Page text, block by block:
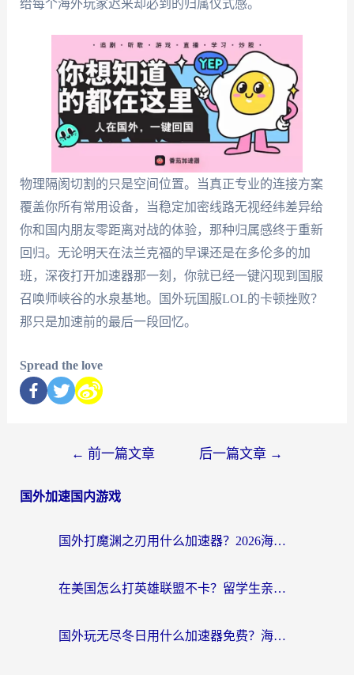
给每个海外玩家迟来却必到的归属仪式感。
物理隔阂切割的只是空间位置。当真正专业的连接方案
覆盖你所有常用设备，当稳定加密线路无视经纬差异给
你和国内朋友零距离对战的体验，那种归属感终于重新
回归。无论明天在法兰克福的早课还是在多伦多的加
班，深夜打开加速器那一刻，你就已经一键闪现到国服
召唤师峡谷的水泉基地。国外玩国服LOL的卡顿挫败？
那只是加速前的最后一段回忆。
Spread the love
← 前一篇文章 后一篇文章 →
国外加速国内游戏
国外打魔渊之刃用什么加速器？2026海外玩家国服游戏加速全攻略（附闪耀暖暖&复苏的魔女避坑指南）
在美国怎么打英雄联盟不卡？留学生亲测的国服游戏加速全攻略
国外玩无尽冬日用什么加速器免费？海外党国服游戏加速避坑指南